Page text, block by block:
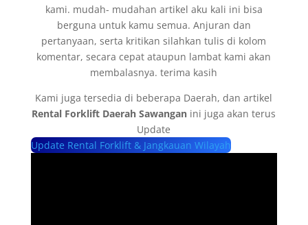
kami. mudah- mudahan artikel aku kali ini bisa
berguna untuk kamu semua. Anjuran dan
pertanyaan, serta kritikan silahkan tulis di kolom
komentar, secara cepat ataupun lambat kami akan
membalasnya. terima kasih
Kami juga tersedia di beberapa Daerah, dan artikel
Rental Forklift Daerah Sawangan ini juga akan terus
Update
Update Rental Forklift & Jangkauan Wilayah